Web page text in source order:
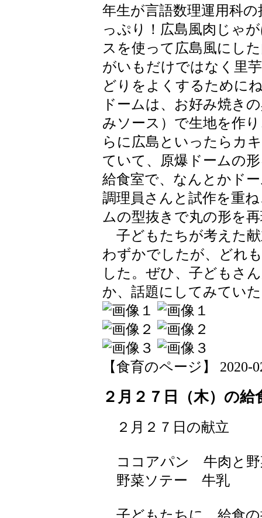
年生が言語数理運用科
っぷり！広島風肉じゃ
スを使って広島風にし
がいもだけではなく里
どりをよくするために
ドームは、お好み焼き
みソース）で生地を作
らに広島といったらカ
ていて、原爆ドームの
給食室で、なんとかド
調理員さんと試作を重
ムの型抜きで丸の形を
子どもたちが考えた
わずかでしたが、どれ
した。ぜひ、子どもさ
か、話題にしてみてい
【食育のページ】 2020-
２月２７日（木）の給
２月２７日の献立
ココアパン 牛肉と野
野菜ソテー 牛乳